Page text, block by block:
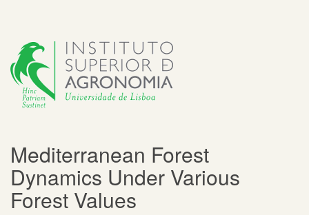
Mediterranean Forest
Dynamics Under Various
Forest Values